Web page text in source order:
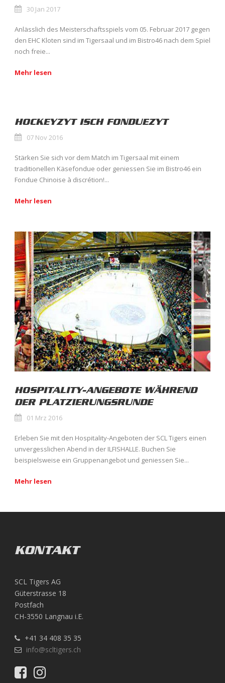
30 Jan 2017
Anlässlich des Meisterschaftsspiels vom 05. Februar 2017 gegen
den EHC Kloten sind im Tigersaal und im Bistro46 nach dem Spiel
noch freie...
Mehr lesen
HOCKEYZYT ISCH FONDUEZYT
07 Nov 2016
Stärken Sie sich vor dem Match im Tigersaal mit einem
traditionellen Käsefondue oder geniessen Sie im Bistro46 ein
Fondue Chinoise à discrétion!...
Mehr lesen
HOSPITALITY-ANGEBOTE WÄHREND
DER PLATZIERUNGSRUNDE
01 Mrz 2016
Erleben Sie mit den Hospitality-Angeboten der SCL Tigers einen
unvergesslichen Abend in der ILFISHALLE. Buchen Sie
beispielsweise ein Gruppenangebot und geniessen Sie...
Mehr lesen
KONTAKT
SCL Tigers AG
Güterstrasse 18
Postfach
CH-3550 Langnau i.E.
+41 34 408 35 35
info@scltigers.ch